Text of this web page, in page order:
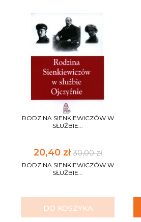
RODZINA SIENKIEWICZÓW W
SŁUŻBIE...
20,40 zł30,00 zł
RODZINA SIENKIEWICZÓW W
SŁUŻBIE...
DO KOSZYKA